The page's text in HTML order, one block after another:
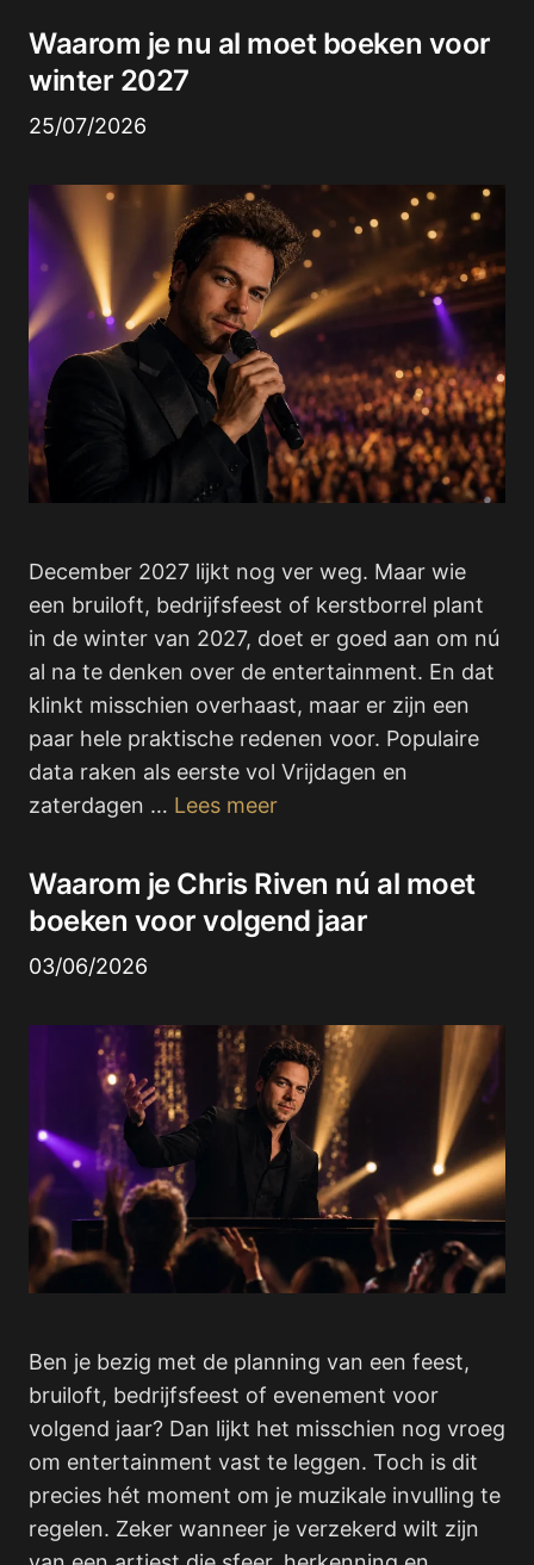
Waarom je nu al moet boeken voor
winter 2027
25/07/2026
December 2027 lijkt nog ver weg. Maar wie
een bruiloft, bedrijfsfeest of kerstborrel plant
in de winter van 2027, doet er goed aan om nú
al na te denken over de entertainment. En dat
klinkt misschien overhaast, maar er zijn een
paar hele praktische redenen voor. Populaire
data raken als eerste vol Vrijdagen en
zaterdagen … Lees meer
Waarom je Chris Riven nú al moet
boeken voor volgend jaar
03/06/2026
Ben je bezig met de planning van een feest,
bruiloft, bedrijfsfeest of evenement voor
volgend jaar? Dan lijkt het misschien nog vroeg
om entertainment vast te leggen. Toch is dit
precies hét moment om je muzikale invulling te
regelen. Zeker wanneer je verzekerd wilt zijn